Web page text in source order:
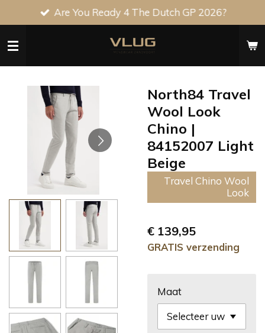
direct
naar
Are You Ready 4 The Dutch GP 2026?
North84 Travel
Wool Look
Chino |
84152007 Light
Beige
Travel Chino Wool
Look
€ 139,95
GRATIS verzending
Maat